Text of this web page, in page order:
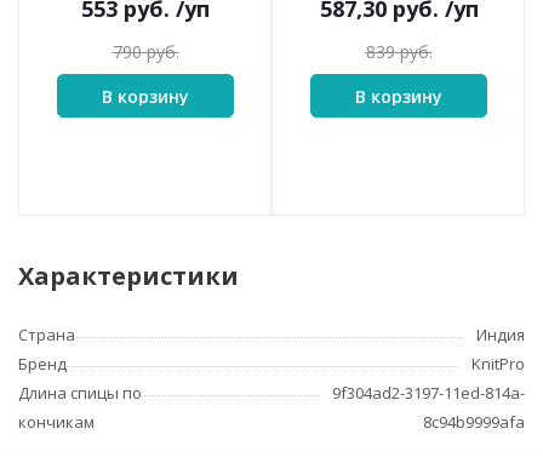
553 руб. /уп
790руб.
В корзину
587,30руб. /уп
839руб.
В корзину
Характеристики
Страна
Индия
Бренд
KnitPro
Длина спицы по
кончикам
9f304ad2-3197-11ed-814a-
8c94b9999afa